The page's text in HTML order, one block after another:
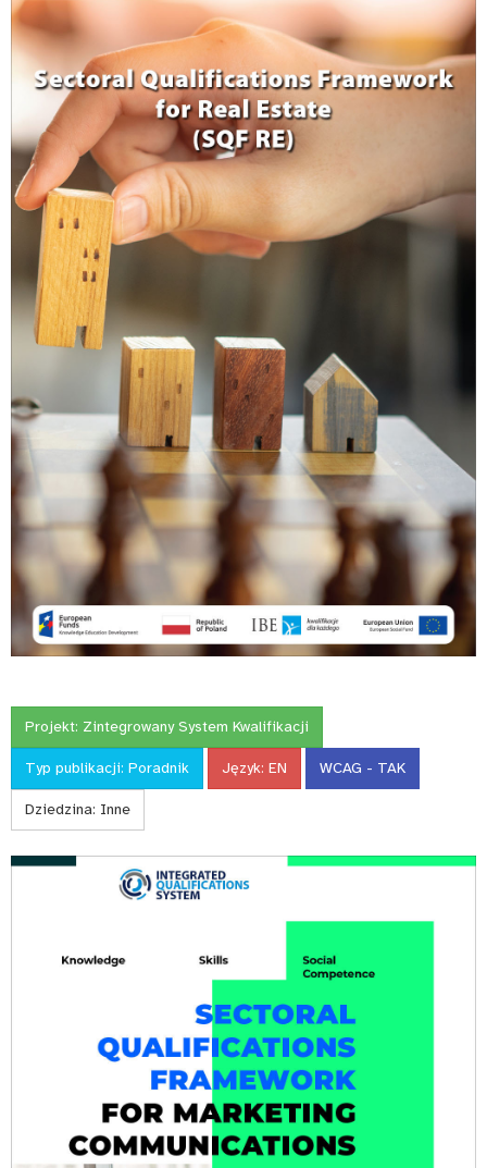
Projekt: Zintegrowany System Kwalifikacji
Typ publikacji: Poradnik Język: EN WCAG - TAK
Dziedzina: Inne